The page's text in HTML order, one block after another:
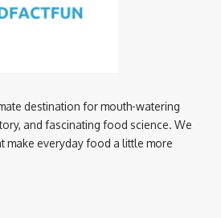
destination for mouth-watering
and fascinating food science. We
make everyday food a little more